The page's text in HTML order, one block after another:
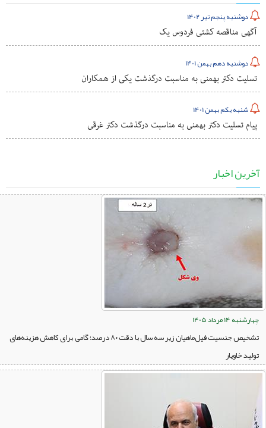
دوشنبه پنجم تیر 1402
آگهی مناقصه کشتی فردوس یک
دوشنبه دهم بهمن 1401
تسلیت دکتر بهمنی به مناسبت درگذشت یکی از همکاران
شنبه یکم بهمن 1401
پیام تسلیت دکتر بهمنی به مناسبت درگذشت دکتر غرقی
آخرین اخبار
چهارشنبه 14 مرداد 1405
تشخیص جنسیت فیل‌ماهیان زیر سه سال با دقت ۸۰ درصد؛ گامی برای کاهش هزینه‌های
تولید خاویار